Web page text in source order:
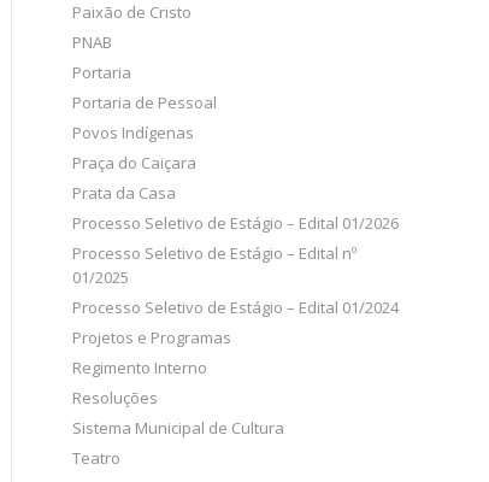
Paixão de Cristo
PNAB
Portaria
Portaria de Pessoal
Povos Indígenas
Praça do Caiçara
Prata da Casa
Processo Seletivo de Estágio – Edital 01/2026
Processo Seletivo de Estágio – Edital nº
01/2025
Processo Seletivo de Estágio – Edital 01/2024
Projetos e Programas
Regimento Interno
Resoluções
Sistema Municipal de Cultura
Teatro